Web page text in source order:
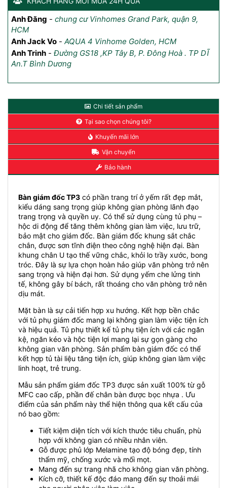
Anh Đăng - chung cư Vinhomes Grand Park, quận 9,
HCM
Anh Jack Vo - AQUA 4 Vinhome Golden, HCM
Anh Trinh - Đường GS18 ,KP Tây B, P. Đông Hoà . TP DĨ
An.T Bình Dương
Anh Tuyên-Lô II -2A . Đường CN8 , KCN Tân Bình P.Tây
Thạnh Q.Tân Phú TPHCM
Chi tiết sản phẩm
Tại sao chọn chúng tôi?
Khuyến mãi lớn
Vận chuyển
Bảo hành
Bàn giám đốc TP3 có phần trang trí ở yếm rất đẹp mắt,
kiểu dáng sang trọng giúp không gian phòng lãnh đạo
trang trọng và quyền uy. Có thể sử dụng cùng tủ phụ –
hộc di động để tăng thêm không gian làm việc, lưu trữ,
bảo mật cho giám đốc. Bàn giám đốc khung sắt chắc
chắn, được sơn tĩnh điện theo công nghệ hiện đại. Bàn
khung chân U tạo thế vững chắc, khỏi lo trầy xước, bong
tróc. Đây là sự lựa chọn hoàn hảo giúp văn phòng trở nên
sang trọng và hiện đại hơn. Sử dụng yếm che lửng tinh
tế, không gây bí bách, rất thoáng cho văn phòng trở nên
dịu mát.
Mặt bàn là sự cải tiến hợp xu hướng. Kết hợp bền chắc
với tủ phụ giám đốc mang lại không gian làm việc tiện ích
và hiệu quả. Tủ phụ thiết kế tủ phụ tiện ích với các ngăn
kệ, ngăn kéo và hộc tiện lợi mang lại sự gọn gàng cho
không gian văn phòng. Sản phẩm bàn giám đốc có thể
kết hợp tủ tài liệu tăng tiện ích, giúp không gian làm việc
linh hoạt, trẻ trung.
Mẫu sản phẩm giám đốc TP3 được sản xuất 100% từ gỗ
MFC cao cấp, phần đế chân bàn được bọc nhựa . Ưu
điểm của sản phẩm này thể hiện thông qua kết cấu của
nó bao gồm:
Tiết kiệm diện tích với kích thước tiêu chuẩn, phù
hợp với không gian có nhiều nhân viên.
Gỗ được phủ lớp Melamine tạo độ bóng đẹp, tính
thẩm mỹ, chống xước và mối mọt.
Mang đến sự trang nhã cho không gian văn phòng.
Kích cỡ, thiết kế độc đáo mang đến sự thoải mái